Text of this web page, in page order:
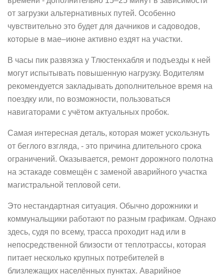
от загрузки альтернативных путей. Особенно
чувствительно это будет для дачников и садоводов,
которые в мае–июне активно ездят на участки.
В часы пик развязка у Тлюстенхабля и подъезды к ней
могут испытывать повышенную нагрузку. Водителям
рекомендуется закладывать дополнительное время на
поездку или, по возможности, пользоваться
навигаторами с учётом актуальных пробок.
Самая интересная деталь, которая может ускользнуть
от беглого взгляда, - это причина длительного срока
ограничений. Оказывается, ремонт дорожного полотна
на эстакаде совмещён с заменой аварийного участка
магистральной тепловой сети.
Это нестандартная ситуация. Обычно дорожники и
коммунальщики работают по разным графикам. Однако
здесь, судя по всему, трасса проходит над или в
непосредственной близости от теплотрассы, которая
питает несколько крупных потребителей в
близлежащих населённых пунктах. Аварийное